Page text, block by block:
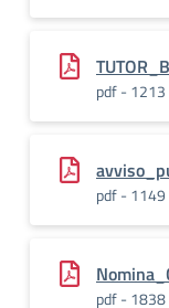
pdf - 1213
pdf - 1149
pdf - 1838